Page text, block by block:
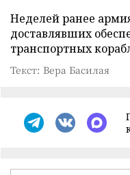
Неделей ранее
доставлявших
транспортных
Текст: Вера Басилая